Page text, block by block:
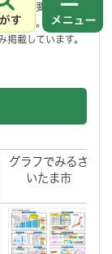
さがす
区の主要な数字を
ださい。
載しています。
グラフでみるさ
いたま市